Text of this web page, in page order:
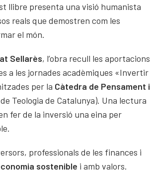
llibre presenta una visió humanista
reals que demostren com les
el món.
Sellarès, l’obra recull les aportacions
a les jornades acadèmiques «Invertir
per la Càtedra de Pensament i
Teologia de Catalunya). Una lectura
fer de la inversió una eina per
professionals de les finances i
sostenible i amb valors.